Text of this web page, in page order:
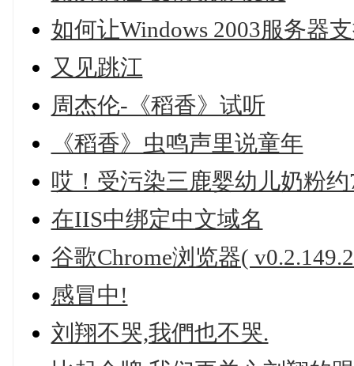
如何让Windows 2003服务器
又见跳江
周杰伦-《稻香》试听
《稻香》虫鸣声里说童年
哎！受污染三鹿婴幼儿奶粉
在IIS中绑定中文域名
谷歌Chrome浏览器(
感冒中!
刘翔不哭,我們也不哭.